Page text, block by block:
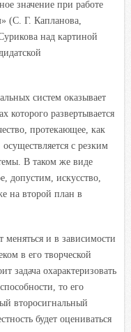
значение при работе
(С. Г. Капланова,
над картиной
систем оказывает
которого развертывается
протекающее, как
с резким
В таком же виде
допустим, искусство,
на второй план в
и в зависимости
в его творческой
задача охарактеризовать
то его
второсигнальный
будет оцениваться